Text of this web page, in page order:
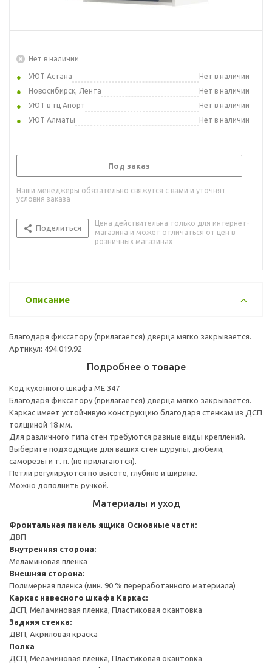
Нет в наличии
УЮТ Астана
Нет в наличии
Новосибирск, Лента
Нет в наличии
УЮТ в тц Апорт
Нет в наличии
УЮТ Алматы
Нет в наличии
Под заказ
Наши менеджеры обязательно свяжутся с вами и уточнят
условия заказа
Поделиться
Цена действительна только для интернет-
магазина и может отличаться от цен в
розничных магазинах
Описание
Благодаря фиксатору (прилагается) дверца мягко закрывается.
Артикул: 494.019.92
Подробнее о товаре
Код кухонного шкафа ME 347
Благодаря фиксатору (прилагается) дверца мягко закрывается.
Каркас имеет устойчивую конструкцию благодаря стенкам из ДСП
толщиной 18 мм.
Для различного типа стен требуются разные виды креплений.
Выберите подходящие для ваших стен шурупы, дюбели,
саморезы и т. п. (не прилагаются).
Петли регулируются по высоте, глубине и ширине.
Можно дополнить ручкой.
Материалы и уход
Фронтальная панель ящика Основные части:
ДВП
Внутренняя сторона:
Меламиновая пленка
Внешняя сторона:
Полимерная пленка (мин. 90 % переработанного материала)
Каркас навесного шкафа Каркас:
ДСП, Меламиновая пленка, Пластиковая окантовка
Задняя стенка:
ДВП, Акриловая краска
Полка
ДСП, Меламиновая пленка, Пластиковая окантовка